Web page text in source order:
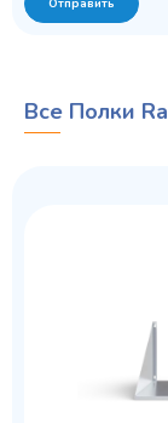
Все Полки